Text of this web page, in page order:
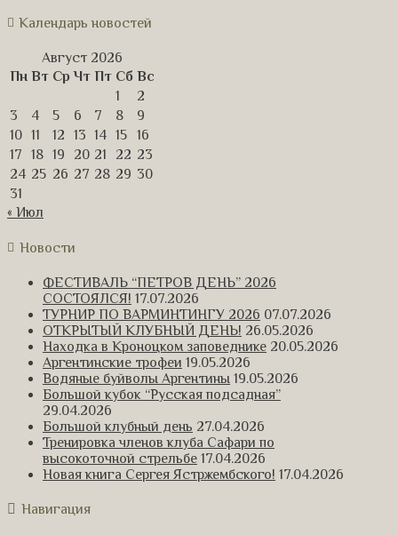
Календарь новостей
Август 2026
Пн Вт Ср Чт Пт Сб Вс
1
2
3
4 5 6 7 8
9
10 11 12 13 14 15
16
17
18 19 20 21 22 23
24 25 26 27 28 29 30
31
« Июл
Новости
ФЕСТИВАЛЬ “ПЕТРОВ ДЕНЬ” 2026
СОСТОЯЛСЯ! 17.07.2026
ТУРНИР ПО ВАРМИНТИНГУ 2026 07.07.2026
ОТКРЫТЫЙ КЛУБНЫЙ ДЕНЬ! 26.05.2026
Находка в Кроноцком заповеднике 20.05.2026
Аргентинские трофеи 19.05.2026
Водяные буйволы Аргентины 19.05.2026
Большой кубок “Русская подсадная”
29.04.2026
Большой клубный день 27.04.2026
Тренировка членов клуба Сафари по
высокоточной стрельбе 17.04.2026
Новая книга Сергея Ястржембского! 17.04.2026
Навигация